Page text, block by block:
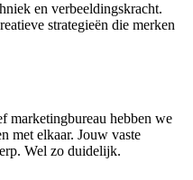
en verbeeldingskracht.
strategieën die merken
marketingbureau hebben we
met elkaar. Jouw vaste
Wel zo duidelijk.